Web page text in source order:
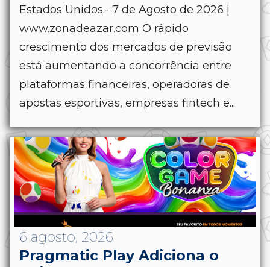
Estados Unidos.- 7 de Agosto de 2026 |
www.zonadeazar.com O rápido
crescimento dos mercados de previsão
está aumentando a concorrência entre
plataformas financeiras, operadoras de
apostas esportivas, empresas fintech e...
6 agosto, 2026
Pragmatic Play Adiciona o